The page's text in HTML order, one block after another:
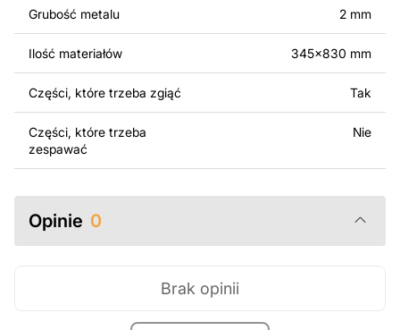
surowo zabronione.
Za dodatkową opłatą możemy dostosować projekt
albo wprowadzenie innych modyfikacji według Twoich
potrzeb. Jeśli potrzebujesz indywidualnego projektu
metalowego produktu, skontaktuj się z nami.
Jeśli masz jakiekolwiek pytania lub potrzebujesz
Grubość metalu 2 mm
Ilość materiałów 345x830 mm
Części, które trzeba zgiąć Tak
Części, które trzeba
zespawać
Nie
Opinie 0
Brak opinii